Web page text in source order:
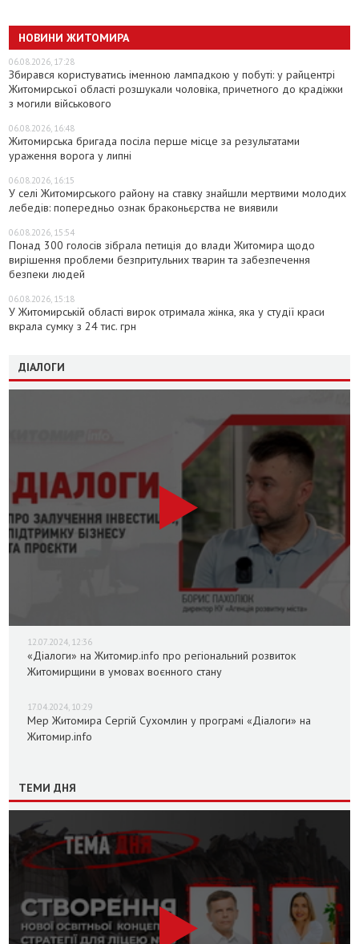
НОВИНИ ЖИТОМИРА
06.08.2026, 17:28
Збирався користуватись іменною лампадкою у побуті: у райцентрі
Житомирської області розшукали чоловіка, причетного до крадіжки
з могили військового
06.08.2026, 16:48
Житомирська бригада посіла перше місце за результатами
ураження ворога у липні
06.08.2026, 16:15
У селі Житомирського району на ставку знайшли мертвими молодих
лебедів: попередньо ознак браконьєрства не виявили
06.08.2026, 15:54
Понад 300 голосів зібрала петиція до влади Житомира щодо
вирішення проблеми безпритульних тварин та забезпечення
безпеки людей
06.08.2026, 15:18
У Житомирській області вирок отримала жінка, яка у студії краси
вкрала сумку з 24 тис. грн
ДІАЛОГИ
12.07.2024, 12:36
«Діалоги» на Житомир.info про регіональний розвиток
Житомирщини в умовах воєнного стану
17.04.2024, 10:29
Мер Житомира Сергій Сухомлин у програмі «Діалоги» на
Житомир.info
ТЕМИ ДНЯ